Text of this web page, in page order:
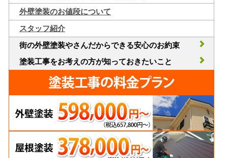
外壁塗装のお値段について
スタッフ紹介
街の外壁塗装やさんだからできる安心のお約束
塗装工事をお考えの方が知っておきたいこと